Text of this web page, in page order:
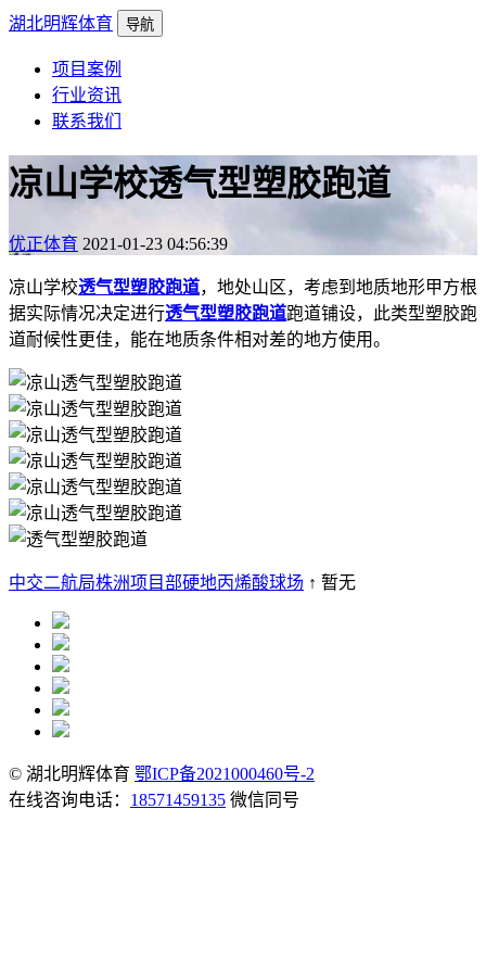
湖北明辉体育 导航
项目案例
行业资讯
联系我们
凉山学校透气型塑胶跑道
优正体育 2021-01-23 04:56:39
凉山学校透气型塑胶跑道，地处山区，考虑到地质地形甲方根
据实际情况决定进行透气型塑胶跑道跑道铺设，此类型塑胶跑
道耐候性更佳，能在地质条件相对差的地方使用。
中交二航局株洲项目部硬地丙烯酸球场 ↑ 暂无
© 湖北明辉体育 鄂ICP备2021000460号-2
在线咨询电话： 18571459135 微信同号